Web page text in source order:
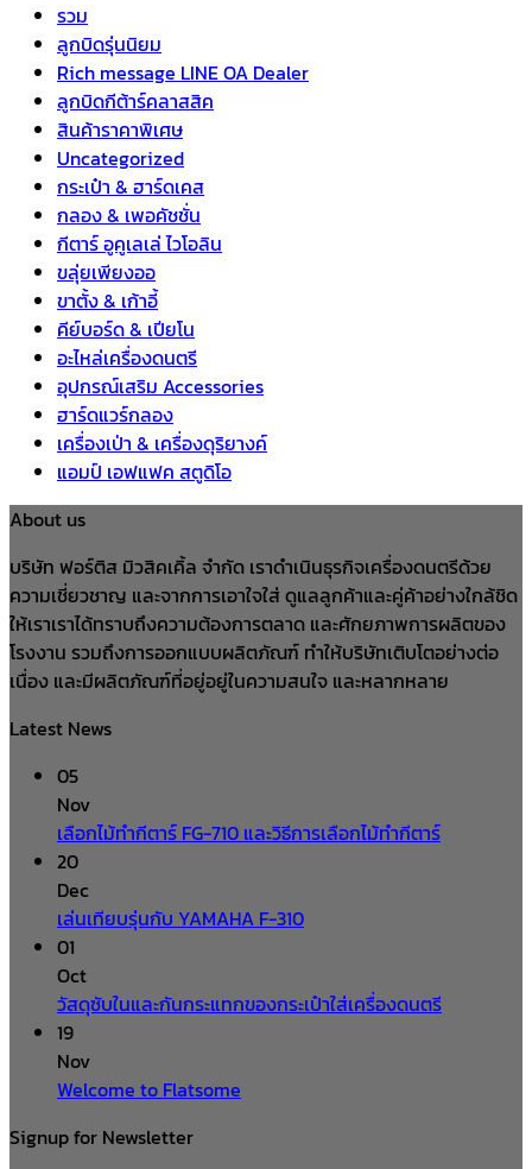
รวม
ลูกบิดรุ่นนิยม
Rich message LINE OA Dealer
ลูกบิดกีต้าร์คลาสสิค
สินค้าราคาพิเศษ
Uncategorized
กระเป๋า & ฮาร์ดเคส
กลอง & เพอคัชชั่น
กีตาร์ อูคูเลเล่ ไวโอลิน
ขลุ่ยเพียงออ
ขาตั้ง & เก้าอี้
คีย์บอร์ด & เปียโน
อะไหล่เครื่องดนตรี
อุปกรณ์เสริม Accessories
ฮาร์ดแวร์กลอง
เครื่องเป่า & เครื่องดุริยางค์
แอมป์ เอฟแฟค สตูดิโอ
About us
บริษัท ฟอร์ติส มิวสิคเคิ้ล จำกัด เราดำเนินธุรกิจเครื่องดนตรีด้วย
ความเชี่ยวชาญ และจากการเอาใจใส่ ดูแลลูกค้าและคู่ค้าอย่างใกล้ชิด
ให้เราเราได้ทราบถึงความต้องการตลาด และศักยภาพการผลิตของ
โรงงาน รวมถึงการออกแบบผลิตภัณฑ์ ทำให้บริษัทเติบโตอย่างต่อ
เนื่อง และมีผลิตภัณฑ์ที่อยู่อยู่ในความสนใจ และหลากหลาย
Latest News
05
Nov
เลือกไม้ทำกีตาร์ FG-710 และวิธีการเลือกไม้ทำกีตาร์
20
Dec
เล่นเทียบรุ่นกับ YAMAHA F-310
01
Oct
วัสดุซับในและกันกระแทกของกระเป๋าใส่เครื่องดนตรี
19
Nov
Welcome to Flatsome
Signup for Newsletter